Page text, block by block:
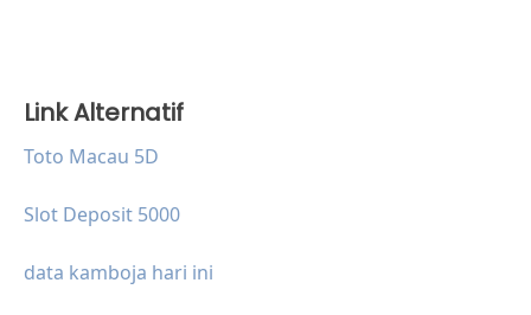
Link Alternatif
Toto Macau 5D
Slot Deposit 5000
data kamboja hari ini